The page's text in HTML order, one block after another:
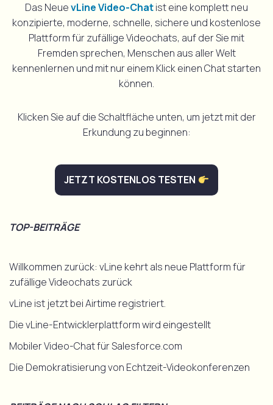
Das NeuevLine Video-Chatist eine komplett neu
konzipierte, moderne, schnelle, sichere und kostenlose
Plattform für zufällige Videochats, auf der Sie mit
Fremden sprechen, Menschen aus aller Welt
kennenlernen und mit nur einem Klick einen Chat starten
können.
Klicken Sie auf die Schaltfläche unten, um jetzt mit der
Erkundung zu beginnen:
JETZT KOSTENLOS TESTEN
TOP-BEITRÄGE
Willkommen zurück: vLine kehrt als neue Plattform für
zufällige Videochats zurück
vLine ist jetzt bei Airtime registriert.
Die vLine-Entwicklerplattform wird eingestellt
Mobiler Video-Chat für Salesforce.com
Die Demokratisierung von Echtzeit-Videokonferenzen